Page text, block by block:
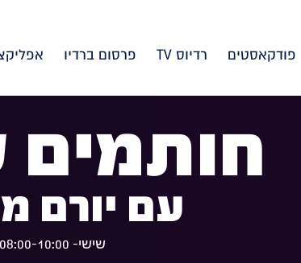
פודקאסטים רדיוס TV פרסום ברדיו
חותמים
עם יורם
שישי- 08:00-10:00